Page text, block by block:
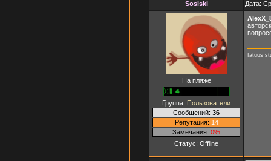
Sosiski Дата:
На пляже
Группа: Пользователи
Сообщений: 36
Репутация: 14
Замечания: 0%
Статус: Offline
fatuus